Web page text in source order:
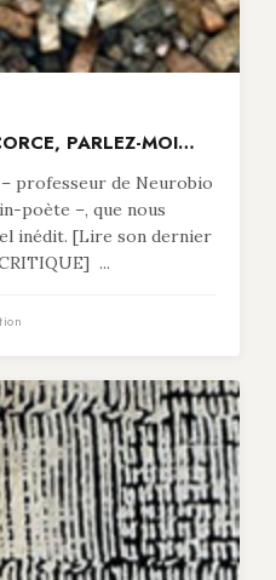
PARLEZ-MOI…
professeur de Neurobio
poète –, que nous
inédit. [Lire son dernier
...